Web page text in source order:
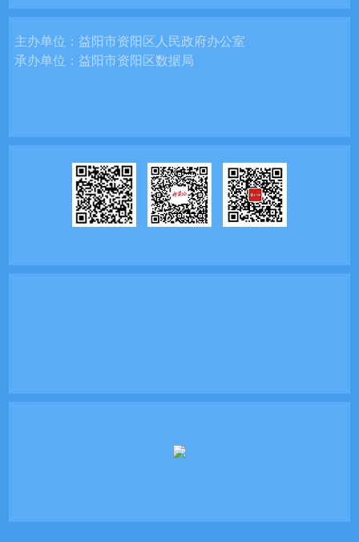
主办单位：益阳市资阳区人民政府办公室
承办单位：益阳市资阳区数据局